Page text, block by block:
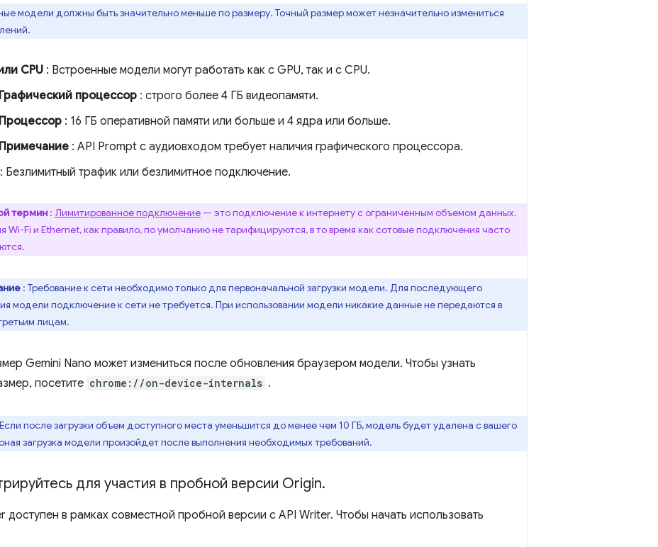
модели должны быть значительно меньше по размеру. Точный размер может незначительно измениться
CPU : Встроенные модели могут работать как с GPU, так и с CPU.
Графический процессор : строго более 4 ГБ видеопамяти.
Процессор : 16 ГБ оперативной памяти или больше и 4 ядра или больше.
Примечание : API Prompt с аудиовходом требует наличия графического процессора.
Безлимитный трафик или безлимитное подключение.
термин : Лимитированное подключение — это подключение к интернету с ограниченным объемом данных.
Wi-Fi и Ethernet, как правило, по умолчанию не тарифицируются, в то время как сотовые подключения часто
: Требование к сети необходимо только для первоначальной загрузки модели. Для последующего
модели подключение к сети не требуется. При использовании модели никакие данные не передаются в
лицам.
Gemini Nano может измениться после обновления браузером модели. Чтобы узнать
посетите chrome://on-device-internals .
после загрузки объем доступного места уменьшится до менее чем 10 ГБ, модель будет удалена с вашего
загрузка модели произойдет после выполнения необходимых требований.
для участия в пробной версии Origin.
доступен в рамках совместной пробной версии с API Writer. Чтобы начать использовать